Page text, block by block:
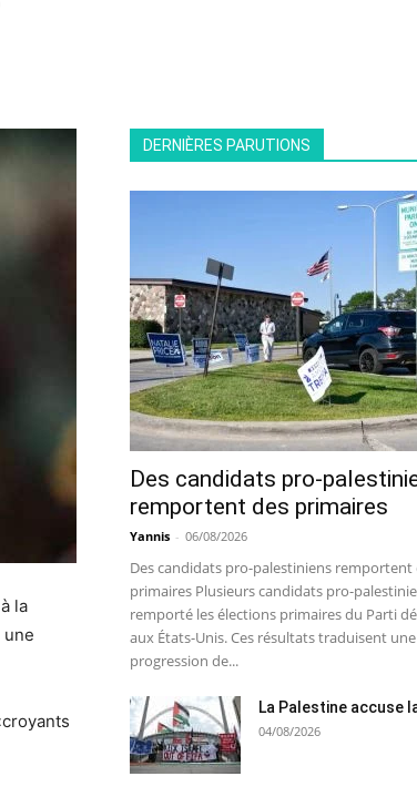
la
DERNIÈRES PARUTIONS
Des candidats pro-
remportent des primaires
Yannis - 06/08/2026
Des candidats pro-palestiniens remportent
primaires Plusieurs candidats pro-
remporté les élections primaires du Parti
aux États-Unis. Ces résultats traduisent une
progression de...
La Palestine accuse
04/08/2026